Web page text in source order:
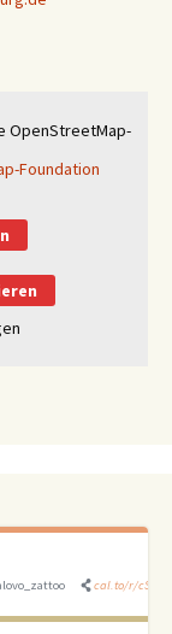
OpenStreetMap-
Foundation
cal.to/r/cSAU